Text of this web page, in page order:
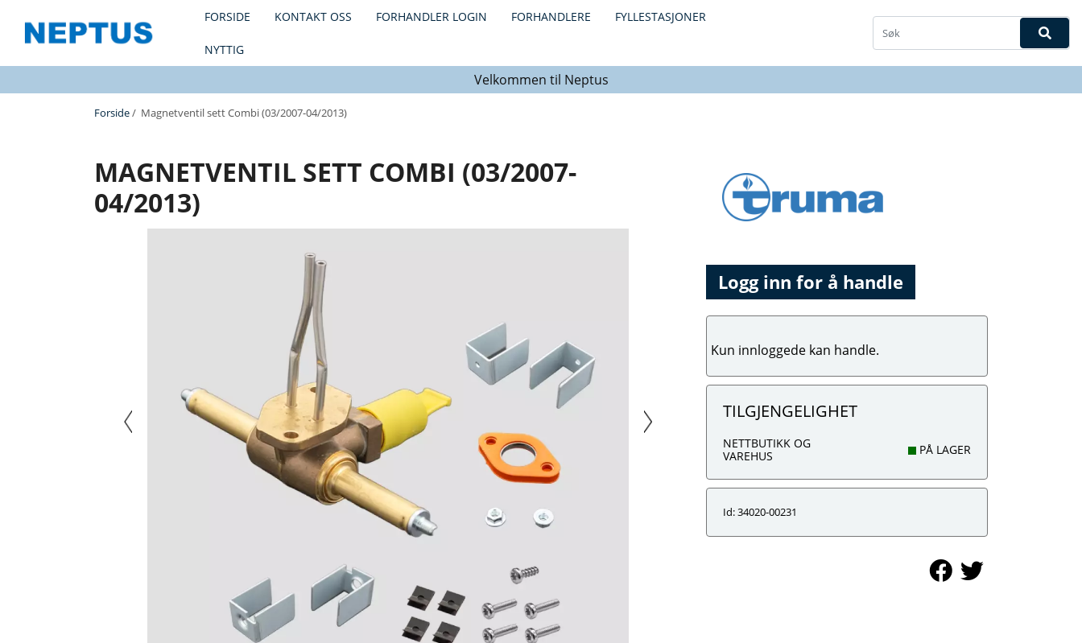
FORSIDE KONTAKT OSS FORHANDLER LOGIN FORHANDLERE FYLLESTASJONER
NYTTIG
Velkommen til Neptus
Forside/ Magnetventil sett Combi (03/2007-04/2013)
MAGNETVENTIL SETT COMBI (03/2007-
04/2013)
Logg inn for å handle
Kun innloggede kan handle.
TILGJENGELIGHET
NETTBUTIKK OG
VAREHUS
PÅ LAGER
Id: 34020-00231